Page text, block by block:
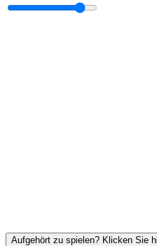
Aufgehört zu spielen? Klicken Sie